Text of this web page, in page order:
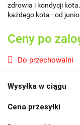
zdrowia i kondycji
każdego kota - od
Ceny po
Do przechowalni
Wysyłka w ciągu
Cena przesyłki